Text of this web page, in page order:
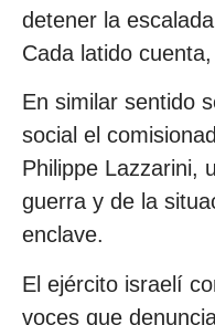
detener la
Cada latido
En similar sentido
social el
Philippe Lazzarini,
guerra y de la
enclave.
El ejército israelí
voces que